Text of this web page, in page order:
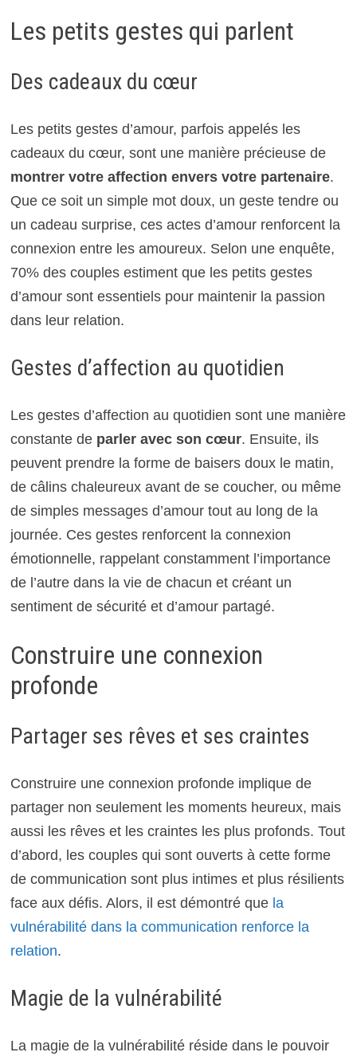
Les petits gestes qui parlent
Des cadeaux du cœur
Les petits gestes d’amour, parfois appelés les
cadeaux du cœur, sont une manière précieuse de
montrer votre affection envers votre partenaire.
Que ce soit un simple mot doux, un geste tendre ou
un cadeau surprise, ces actes d’amour renforcent la
connexion entre les amoureux. Selon une enquête,
70% des couples estiment que les petits gestes
d’amour sont essentiels pour maintenir la passion
dans leur relation.
Gestes d’affection au quotidien
Les gestes d’affection au quotidien sont une manière
constante de parler avec son cœur. Ensuite, ils
peuvent prendre la forme de baisers doux le matin,
de câlins chaleureux avant de se coucher, ou même
de simples messages d’amour tout au long de la
journée. Ces gestes renforcent la connexion
émotionnelle, rappelant constamment l’importance
de l’autre dans la vie de chacun et créant un
sentiment de sécurité et d’amour partagé.
Construire une connexion
profonde
Partager ses rêves et ses craintes
Construire une connexion profonde implique de
partager non seulement les moments heureux, mais
aussi les rêves et les craintes les plus profonds. Tout
d’abord, les couples qui sont ouverts à cette forme
de communication sont plus intimes et plus résilients
face aux défis. Alors, il est démontré que la
vulnérabilité dans la communication renforce la
relation.
Magie de la vulnérabilité
La magie de la vulnérabilité réside dans le pouvoir